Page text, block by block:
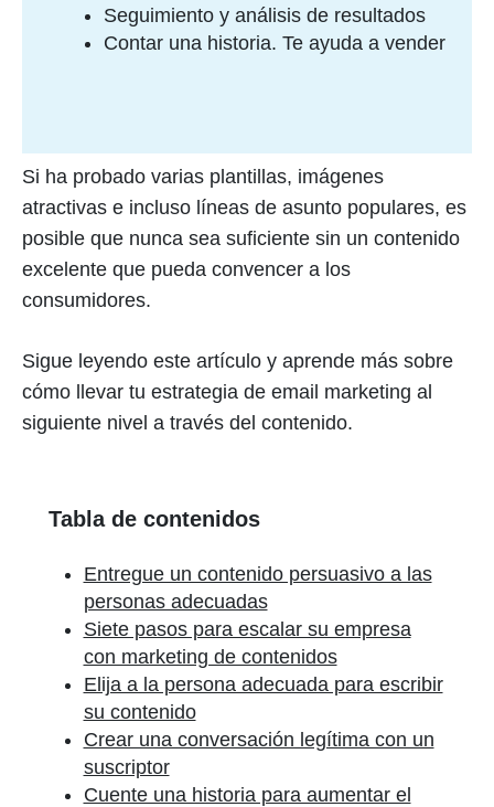
Seguimiento y análisis de resultados
Contar una historia. Te ayuda a vender
Si ha probado varias plantillas, imágenes
atractivas e incluso líneas de asunto populares, es
posible que nunca sea suficiente sin un contenido
excelente que pueda convencer a los
consumidores.
Sigue leyendo este artículo y aprende más sobre
cómo llevar tu estrategia de email marketing al
siguiente nivel a través del contenido.
Tabla de contenidos
Entregue un contenido persuasivo a las
personas adecuadas
Siete pasos para escalar su empresa
con marketing de contenidos
Elija a la persona adecuada para escribir
su contenido
Crear una conversación legítima con un
suscriptor
Cuente una historia para aumentar el